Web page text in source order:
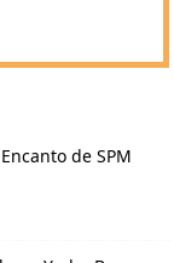
de SPM